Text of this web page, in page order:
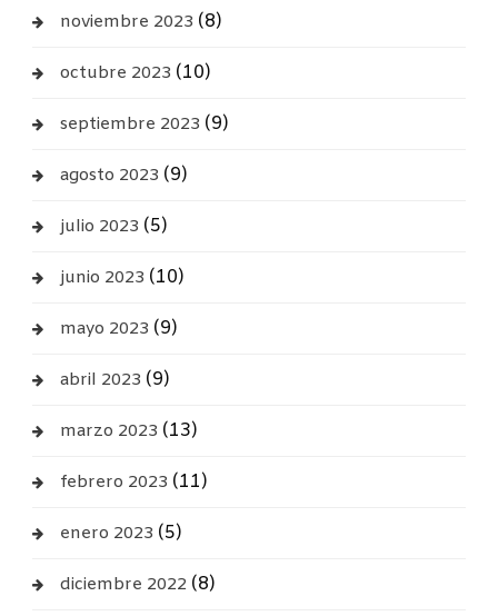
noviembre 2023 (8)
octubre 2023 (10)
septiembre 2023 (9)
agosto 2023 (9)
julio 2023 (5)
junio 2023 (10)
mayo 2023 (9)
abril 2023 (9)
marzo 2023 (13)
febrero 2023 (11)
enero 2023 (5)
diciembre 2022 (8)